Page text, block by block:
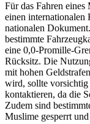
Für das Fahren eines
einen internationalen
nationalen
bestimmte
eine 0,0-Promille-
Rücksitz. Die
mit hohen
wird, sollte
kontaktieren, da die
Zudem sind
Muslime gesperrt